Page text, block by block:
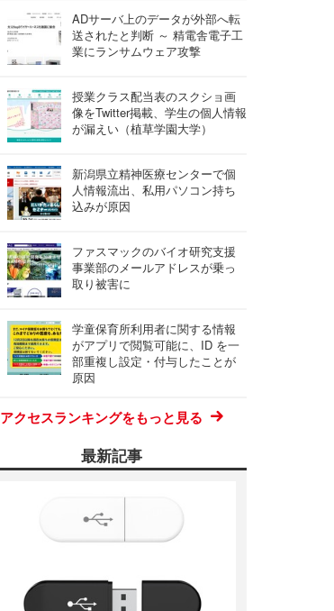
ADサーバ上のデータが外部へ転
送されたと判断 ～ 精電舎電子工
業にランサムウェア攻撃
授業クラス配当表のスクショ画
像をTwitter掲載、学生の個人情報
が漏えい（植草学園大学）
新潟県立精神医療センターで個
人情報流出、私用パソコン持ち
込みが原因
ファスマックのバイオ研究支援
事業部のメールアドレスが乗っ
取り被害に
学童保育所利用者に関する情報
がアプリで閲覧可能に、ID を一
部重複し設定・付与したことが
原因
アクセスランキングをもっと見る
最新記事